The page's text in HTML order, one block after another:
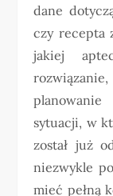
dane
czy recepta
jakiej
sytuacji, w
został już
niezwykle
mieć pełną